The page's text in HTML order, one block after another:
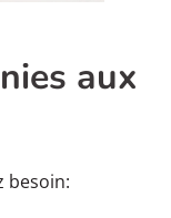
aux
besoin: